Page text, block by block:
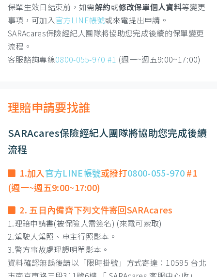
保單生效日結束前，如需解約或修改保單個人資料等變更
事項，可加入官方LINE帳號或來電提出申請。
SARAcares保險經紀人團隊將協助您完成後續的保單變更
流程。
客服諮詢專線0800-055-970 #1 (週一~週五9:00~17:00)
理賠申請要找誰
SARAcares保險經紀人團隊將協助您完成後續
流程
1.加入官方LINE帳號或撥打0800-055-970#1
(週一~週五9:00~17:00)
2. 五日內備齊下列文件寄回SARAcares
1.理賠申請書(被保險人需簽名) (來電可索取)
2.駕駛人駕照、車主行照影本。
3.警方事故處理證明單影本。
資料確認無誤後請以「限時掛號」方式寄達：10595 台北